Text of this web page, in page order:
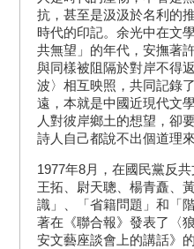
抗，甚至是汲汲於名利的
時代的印記。余光中在文
共無望」的年代，安撫著
與同樣被阻隔於對岸不得
波〉相互映照，共同記錄
遠，本就是中國近現代文
人對彼岸鄉土的想望，卻
詩人自己都說不出個道理
1977年8月，在國民黨反
王拓、尉天聰、楊青矗、
識」、「省籍問題」和「
著在《聯合報》發表了〈
安文藝座談會上的講話》